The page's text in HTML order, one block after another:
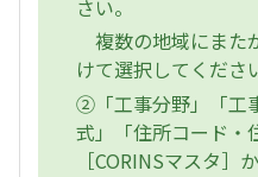
さい。
複数の地域にまた
けて選択してくださ
②「工事分野」「工
式」「住所コード・
［CORINSマスタ］